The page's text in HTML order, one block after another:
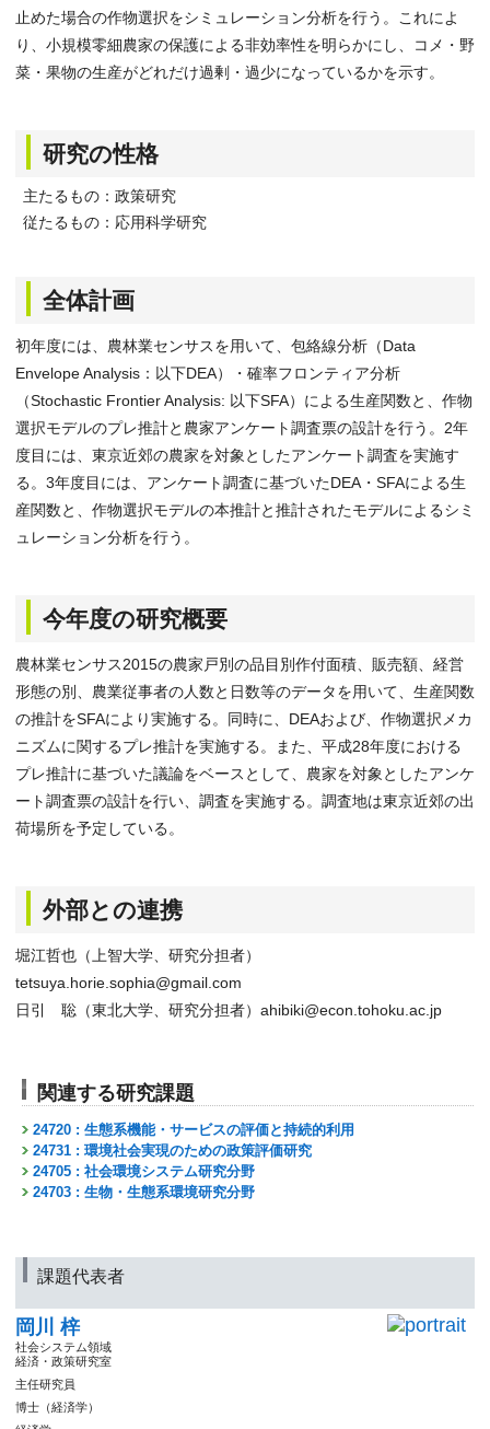
止めた場合の作物選択をシミュレーション分析を行う。これによ
り、小規模零細農家の保護による非効率性を明らかにし、コメ・野
菜・果物の生産がどれだけ過剰・過少になっているかを示す。
研究の性格
主たるもの：政策研究
従たるもの：応用科学研究
全体計画
初年度には、農林業センサスを用いて、包絡線分析（Data
Envelope Analysis：以下DEA）・確率フロンティア分析
（Stochastic Frontier Analysis: 以下SFA）による生産関数と、作物
選択モデルのプレ推計と農家アンケート調査票の設計を行う。2年
度目には、東京近郊の農家を対象としたアンケート調査を実施す
る。3年度目には、アンケート調査に基づいたDEA・SFAによる生
産関数と、作物選択モデルの本推計と推計されたモデルによるシミ
ュレーション分析を行う。
今年度の研究概要
農林業センサス2015の農家戸別の品目別作付面積、販売額、経営
形態の別、農業従事者の人数と日数等のデータを用いて、生産関数
の推計をSFAにより実施する。同時に、DEAおよび、作物選択メカ
ニズムに関するプレ推計を実施する。また、平成28年度における
プレ推計に基づいた議論をベースとして、農家を対象としたアンケ
ート調査票の設計を行い、調査を実施する。調査地は東京近郊の出
荷場所を予定している。
外部との連携
堀江哲也（上智大学、研究分担者）
tetsuya.horie.sophia@gmail.com
日引 聡（東北大学、研究分担者）ahibiki@econ.tohoku.ac.jp
関連する研究課題
24720 : 生態系機能・サービスの評価と持続的利用
24731 : 環境社会実現のための政策評価研究
24705 : 社会環境システム研究分野
24703 : 生物・生態系環境研究分野
課題代表者
岡川 梓
社会システム領域
経済・政策研究室
主任研究員
博士（経済学）